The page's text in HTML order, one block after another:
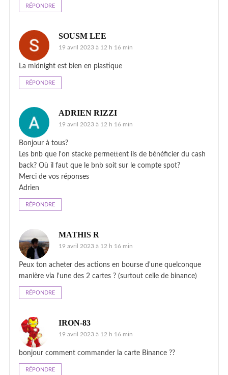
RÉPONDRE
SOUSM LEE
19 avril 2023 à 12 h 16 min
La midnight est bien en plastique
RÉPONDRE
ADRIEN RIZZI
19 avril 2023 à 12 h 16 min
Bonjour à tous?
Les bnb que l'on stacke permettent ils de bénéficier du cash
back? Où il faut que le bnb soit sur le compte spot?
Merci de vos réponses
Adrien
RÉPONDRE
MATHIS R
19 avril 2023 à 12 h 16 min
Peux ton acheter des actions en bourse d'une quelconque
manière via l'une des 2 cartes ? (surtout celle de binance)
RÉPONDRE
IRON-83
19 avril 2023 à 12 h 16 min
bonjour comment commander la carte Binance ??
RÉPONDRE